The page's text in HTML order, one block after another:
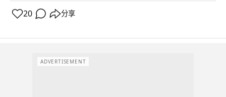
20 分享
ADVERTISEMENT